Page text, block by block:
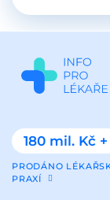
180 mil. Kč +
PRODÁNO
PRAXÍ